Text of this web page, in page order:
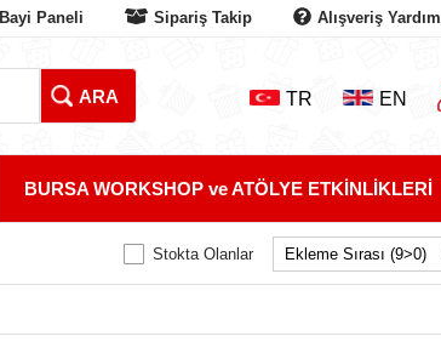
Bayi Paneli Sipariş Takip Alışveriş Yardım
TR EN
BURSA WORKSHOP ve ATÖLYE ETKİNLİKLERİ
Stokta Olanlar